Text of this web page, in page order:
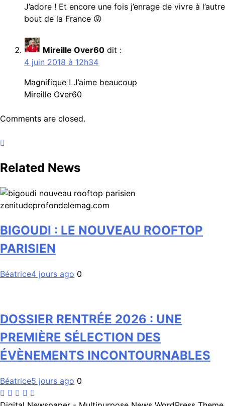
J’adore ! Et encore une fois j’enrage de vivre à l’autre
bout de la France 😡
Mireille Over60 dit :
4 juin 2018 à 12h34
Magnifique ! J’aime beaucoup
Mireille Over60
Comments are closed.
Related News
BIGOUDI : LE NOUVEAU ROOFTOP
PARISIEN
Béatrice4 jours ago 0
DOSSIER RENTRÉE 2026 : UNE
PREMIÈRE SÉLECTION DES
ÉVÈNEMENTS INCONTOURNABLES
Béatrice5 jours ago 0